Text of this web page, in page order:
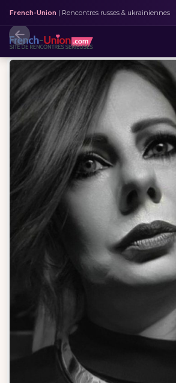
French-Union | Rencontres russes & ukrainiennes